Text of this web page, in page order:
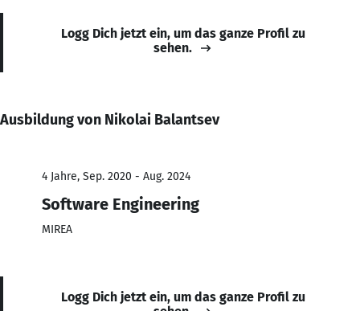
Logg Dich jetzt ein, um das ganze Profil zu
sehen.
Ausbildung von Nikolai Balantsev
4 Jahre, Sep. 2020 - Aug. 2024
Software Engineering
MIREA
Logg Dich jetzt ein, um das ganze Profil zu